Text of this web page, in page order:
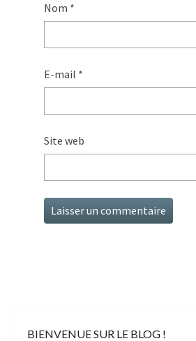
Nom *
E-mail *
Site web
BIENVENUE SUR LE BLOG !